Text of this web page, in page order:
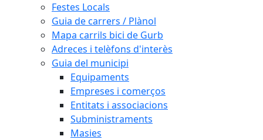
Festes Locals
Guia de carrers / Plànol
Mapa carrils bici de Gurb
Adreces i telèfons d'interès
Guia del municipi
Equipaments
Empreses i comerços
Entitats i associacions
Subministraments
Masies